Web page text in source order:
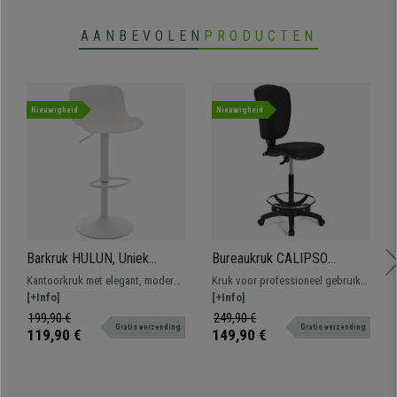
AANBEVOLEN PRODUCTEN
Nieuwigheid
Barkruk HULUN, Uniek
Ontwerp, met Voetsteun,
Leder, Kleur Wit
Kantoorkruk met elegant, modern
ontwerp. Comfortabel en
bestendig dankzij het metalen
frame.
[+Info]
199,90 €
119,90 € Gratis verzending
Nieuwigheid
Bureaukruk CALIPSO
ZONDER ARMLEUNINGEN,
Verstelbare Rugleuning,
Dikke Vulling, in Zwart Leder
Kruk voor professioneel gebruik
bekleed met leder. Verstelbaar,
met voetsteun, resistent en
comfortabel.
[+Info]
249,90 €
149,90 € Gratis verzending